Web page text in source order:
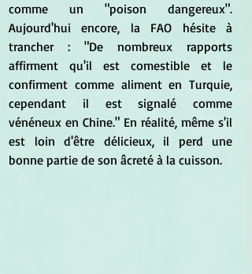
comme un "poison dangereux".
Aujourd'hui encore, la FAO hésite à
trancher : "De nombreux rapports
affirment qu'il est comestible et le
confirment comme aliment en Turquie,
cependant il est signalé comme
vénéneux en Chine." En réalité, même s'il
est loin d'être délicieux, il perd une
bonne partie de son âcreté à la cuisson.